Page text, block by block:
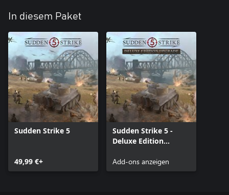
In diesem Paket
Sudden Strike 5
49,99 €+
Sudden Strike 5 -
Deluxe Edition
Add-ons anzeigen